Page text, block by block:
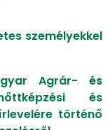
személyekkel
Agrár- és
és
történő